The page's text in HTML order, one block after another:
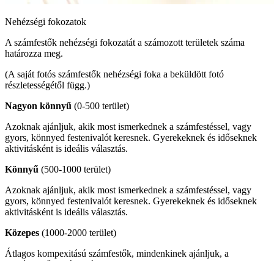
Nehézségi fokozatok
A számfestők nehézségi fokozatát a számozott területek száma
határozza meg.
(A saját fotós számfestők nehézségi foka a beküldött fotó
részletességétől függ.)
Nagyon könnyű (0-500 terület)
Azoknak ajánljuk, akik most ismerkednek a számfestéssel, vagy
gyors, könnyed festenivalót keresnek. Gyerekeknek és időseknek
aktivitásként is ideális választás.
Könnyű (500-1000 terület)
Azoknak ajánljuk, akik most ismerkednek a számfestéssel, vagy
gyors, könnyed festenivalót keresnek. Gyerekeknek és időseknek
aktivitásként is ideális választás.
Közepes (1000-2000 terület)
Átlagos kompexitású számfestők, mindenkinek ajánljuk, a